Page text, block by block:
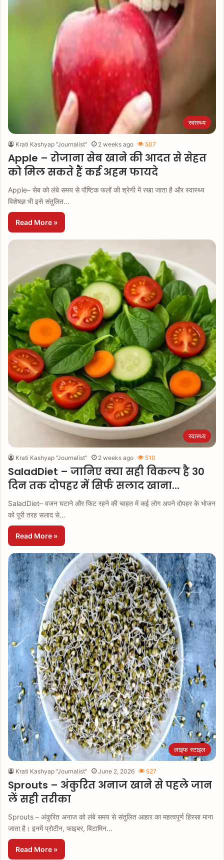
स्वास्थ्य
Krati Kashyap "Journalist" 2 weeks ago 507
Apple – रोजाना सेब खाने की आदत से सेहत
को मिल सकते हैं कई अहम फायदे
Apple– सेब को लंबे समय से पौष्टिक फलों की श्रेणी में रखा जाता है और स्वास्थ्य
विशेषज्ञ भी इसे संतुलित…
Read More »
स्वास्थ्य
Krati Kashyap "Journalist" 2 weeks ago 510
SaladDiet – जानिए क्या सही विकल्प है 30
दिन तक दोपहर में सिर्फ सलाद खाना…
SaladDiet– वजन घटाने और फिट रहने की चाहत में कई लोग अपने दोपहर के भोजन
को पूरी तरह सलाद से…
Read More »
लाइफ स्टाइल
Krati Kashyap "Journalist" June 2, 2026 527
Sprouts – अंकुरित अनाज खाने से पहले जान
लें सही तरीका
Sprouts – अंकुरित अनाज को लंबे समय से संतुलित आहार का महत्वपूर्ण हिस्सा माना
जाता है। इनमें प्रोटीन, फाइबर, विटामिन…
Read More »